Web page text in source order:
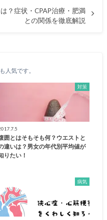
？症状・CPAP治療・肥満
との関係を徹底解説
人気です。
対策
囲とはそもそも何？ウエストと
違いは？男女の年代別平均値が
りたい！
病気